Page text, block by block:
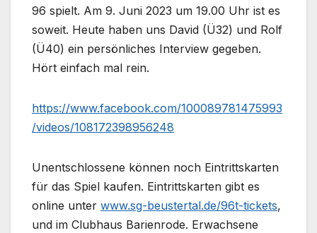
96 spielt. Am 9. Juni 2023 um 19.00 Uhr ist es
soweit. Heute haben uns David (Ü32) und Rolf
(Ü40) ein persönliches Interview gegeben.
Hört einfach mal rein.
https://www.facebook.com/100089781475993
/videos/108172398956248
Unentschlossene können noch Eintrittskarten
für das Spiel kaufen. Eintrittskarten gibt es
online unter www.sg-beustertal.de/96t-tickets,
und im Clubhaus Barienrode. Erwachsene